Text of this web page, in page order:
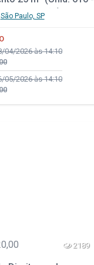
Construção) - Parque
São Paulo, SP
04/2026 às 14:10
05/2026 às 14:10
2189